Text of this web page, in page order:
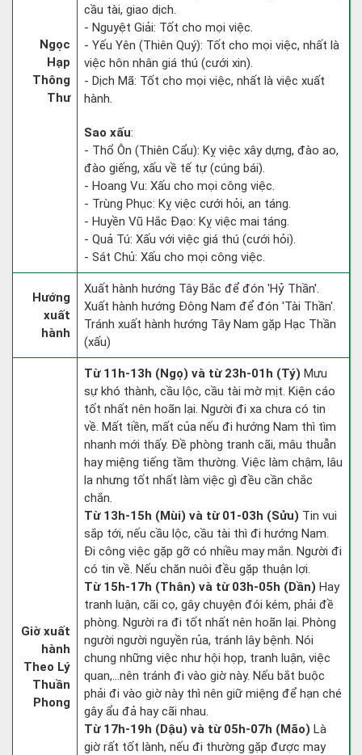
Ngọc
Hạp
Thông
Thư
cầu tài, giao dịch.
- Nguyệt Giải: Tốt cho mọi việc.
- Yếu Yên (Thiên Quý): Tốt cho mọi việc, nhất là
việc hôn nhân giá thú (cưới xin).
- Dịch Mã: Tốt cho mọi việc, nhất là việc xuất
hành.
Sao xấu:
- Thổ Ôn (Thiên Cẩu): Kỵ việc xây dựng, đào ao,
đào giếng, xấu về tế tự (cúng bái).
- Hoang Vu: Xấu cho mọi công việc.
- Trùng Phục: Kỵ việc cưới hỏi, an táng.
- Huyền Vũ Hắc Đạo: Kỵ việc mai táng.
- Quả Tú: Xấu với việc giá thú (cưới hỏi).
- Sát Chủ: Xấu cho mọi công việc.
Hướng
xuất
hành
Xuất hành hướng Tây Bắc để đón 'Hỷ Thần'.
Xuất hành hướng Đông Nam để đón 'Tài Thần'.
Tránh xuất hành hướng Tây Nam gặp Hạc Thần
(xấu)
Giờ xuất
hành
Theo Lý
Thuần
Phong
Từ 11h-13h (Ngọ) và từ 23h-01h (Tý) Mưu
sự khó thành, cầu lộc, cầu tài mờ mịt. Kiện cáo
tốt nhất nên hoãn lại. Người đi xa chưa có tin
về. Mất tiền, mất của nếu đi hướng Nam thì tìm
nhanh mới thấy. Đề phòng tranh cãi, mâu thuẫn
hay miệng tiếng tầm thường. Việc làm chậm, lâu
la nhưng tốt nhất làm việc gì đều cần chắc
chắn.
Từ 13h-15h (Mùi) và từ 01-03h (Sửu) Tin vui
sắp tới, nếu cầu lộc, cầu tài thì đi hướng Nam.
Đi công việc gặp gỡ có nhiều may mắn. Người đi
có tin về. Nếu chăn nuôi đều gặp thuận lợi.
Từ 15h-17h (Thân) và từ 03h-05h (Dần) Hay
tranh luận, cãi cọ, gây chuyện đói kém, phải đề
phòng. Người ra đi tốt nhất nên hoãn lại. Phòng
người người nguyền rủa, tránh lây bệnh. Nói
chung những việc như hội họp, tranh luận, việc
quan,…nên tránh đi vào giờ này. Nếu bắt buộc
phải đi vào giờ này thì nên giữ miệng để hạn ché
gây ẩu đả hay cãi nhau.
Từ 17h-19h (Dậu) và từ 05h-07h (Mão) Là
giờ rất tốt lành, nếu đi thường gặp được may